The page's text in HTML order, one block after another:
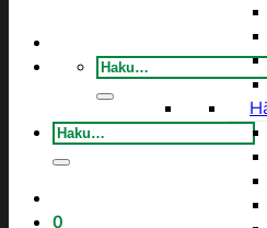
Etsi:
Etsi:
0